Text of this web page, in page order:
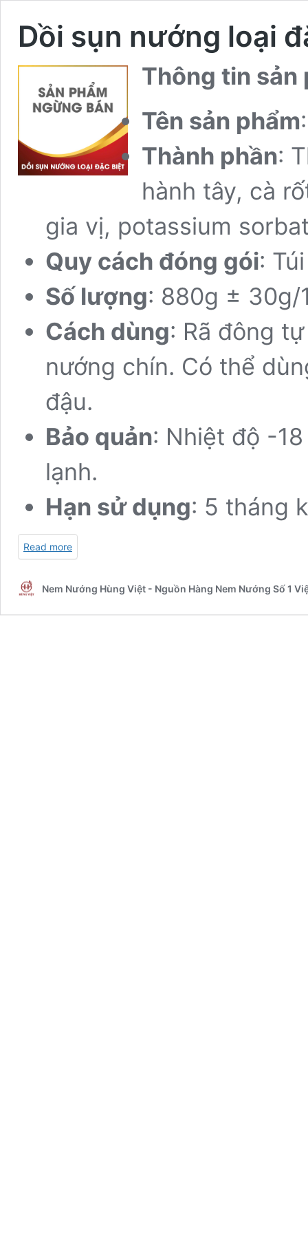
Dồi sụn nướng loại
Thông tin sản
Tên sản phẩm
Thành phần:
hành tây, cà
gia vị, potassium
Quy cách đóng gói: Túi
Số lượng: 880g ± 30g/
Cách dùng: Rã đông
nướng chín. Có thể
đậu.
Bảo quản: Nhiệt độ -
lạnh.
Hạn sử dụng: 5 tháng
Read more
Nem Nướng Hùng Việt - Nguồn Hàng Nem Nướng Số 1